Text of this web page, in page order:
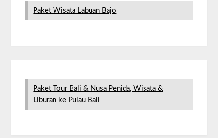
Paket Wisata Labuan Bajo
Paket Tour Bali & Nusa Penida, Wisata &
Liburan ke Pulau Bali